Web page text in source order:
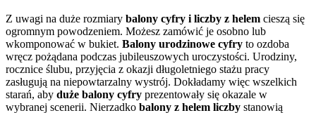
Z uwagi na duże rozmiary balony cyfry i liczby z helem cieszą się
ogromnym powodzeniem. Możesz zamówić je osobno lub
wkomponować w bukiet. Balony urodzinowe cyfry to ozdoba
wręcz pożądana podczas jubileuszowych uroczystości. Urodziny,
rocznice ślubu, przyjęcia z okazji długoletniego stażu pracy
zasługują na niepowtarzalny wystrój. Dokładamy więc wszelkich
starań, aby duże balony cyfry prezentowały się okazale w
wybranej scenerii. Nierzadko balony z helem liczby stanowią